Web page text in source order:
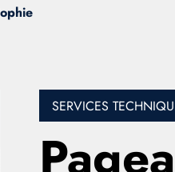
SERVICES